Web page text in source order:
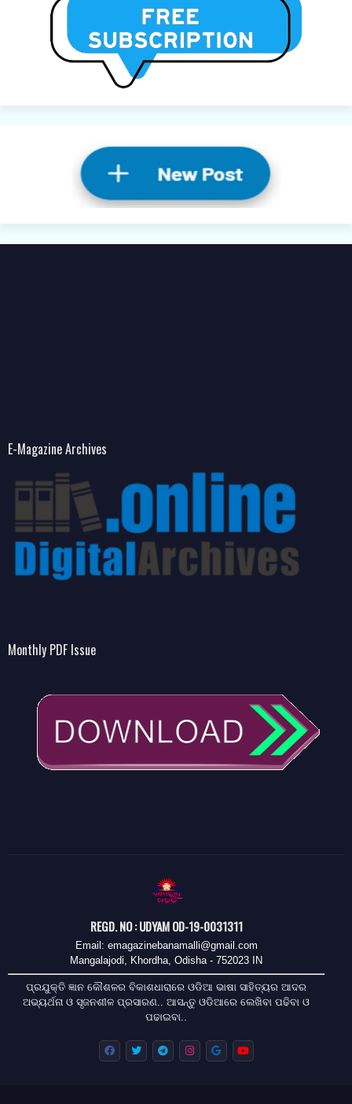
E-Magazine Archives
Monthly PDF Issue
REGD. NO : UDYAM OD-19-0031311
Email: emagazinebanamalli@gmail.com
Mangalajodi, Khordha, Odisha - 752023 IN
ପ୍ରଯୁକ୍ତି ଜ୍ଞାନ କୌଶଳର ବିକାଶଧାରାରେ ଓଡିଆ ଭାଷା ସାହିତ୍ୟର ଆଦର
ଅଭ୍ୟର୍ଥନା ଓ ସୃଜନଶୀଳ ପ୍ରସାରଣ.. ଆସନ୍ତୁ ଓଡିଆରେ ଲେଖିବା ପଢିବା ଓ
ପଢାଇବା..